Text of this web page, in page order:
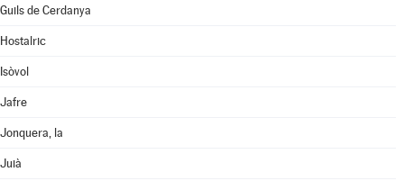
Guils de Cerdanya
Hostalric
Isòvol
Jafre
Jonquera, la
Juià